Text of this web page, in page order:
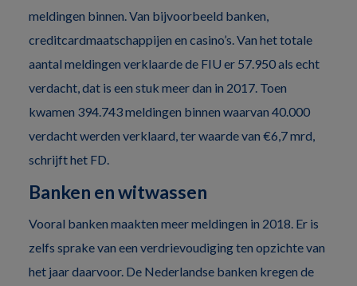
meldingen binnen. Van bijvoorbeeld banken,
creditcardmaatschappijen en casino’s. Van het totale
aantal meldingen verklaarde de FIU er 57.950 als echt
verdacht, dat is een stuk meer dan in 2017. Toen
kwamen 394.743 meldingen binnen waarvan 40.000
verdacht werden verklaard, ter waarde van €6,7 mrd,
schrijft het FD.
Banken en witwassen
Vooral banken maakten meer meldingen in 2018. Er is
zelfs sprake van een verdrievoudiging ten opzichte van
het jaar daarvoor. De Nederlandse banken kregen de